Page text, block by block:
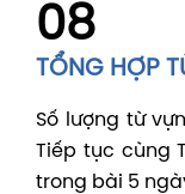
08
TỔNG HỢP
Số lượng từ
Tiếp tục cùng
trong bài 5